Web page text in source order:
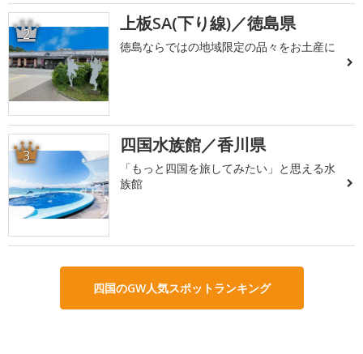
2 上板SA(下り線)／徳島県
徳島ならではの地域限定の品々をお土産に
3 四国水族館／香川県
「もっと四国を旅してみたい」と思える水
族館
四国のGW人気スポットランキング